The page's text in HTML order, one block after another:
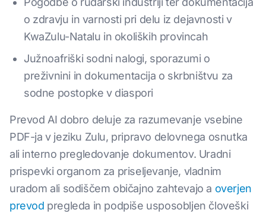
o zdravju in varnosti pri delu iz dejavnosti v
KwaZulu-Natalu in okoliških provincah
Južnoafriški sodni nalogi, sporazumi o
preživnini in dokumentacija o skrbništvu za
sodne postopke v diaspori
Prevod AI dobro deluje za razumevanje vsebine
PDF-ja v jeziku Zulu, pripravo delovnega osnutka
ali interno pregledovanje dokumentov. Uradni
prispevki organom za priseljevanje, vladnim
uradom ali sodiščem običajno zahtevajo a overjen
prevod pregleda in podpiše usposobljen človeški